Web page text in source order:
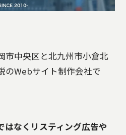
市中央区と北九州市小倉北
のWebサイト制作会社で
はなくリスティング広告や